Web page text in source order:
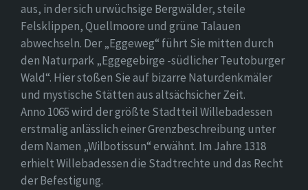
aus, in der sich urwüchsige Bergwälder, steile
Felsklippen, Quellmoore und grüne Talauen
abwechseln. Der „Eggeweg“ führt Sie mitten durch
den Naturpark „Eggegebirge -südlicher Teutoburger
Wald“. Hier stoßen Sie auf bizarre Naturdenkmäler
und mystische Stätten aus altsächsicher Zeit.
Anno 1065 wird der größte Stadtteil Willebadessen
erstmalig anlässlich einer Grenzbeschreibung unter
dem Namen „Wilbotissun“ erwähnt. Im Jahre 1318
erhielt Willebadessen die Stadtrechte und das Recht
der Befestigung.